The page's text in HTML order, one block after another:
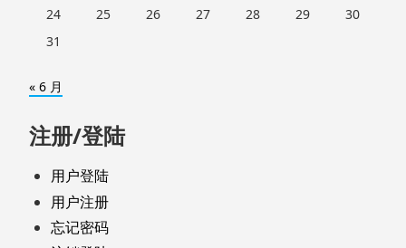
24 25 26 27 28 29
30
31
« 6 月
注册/登陆
用户登陆
用户注册
忘记密码